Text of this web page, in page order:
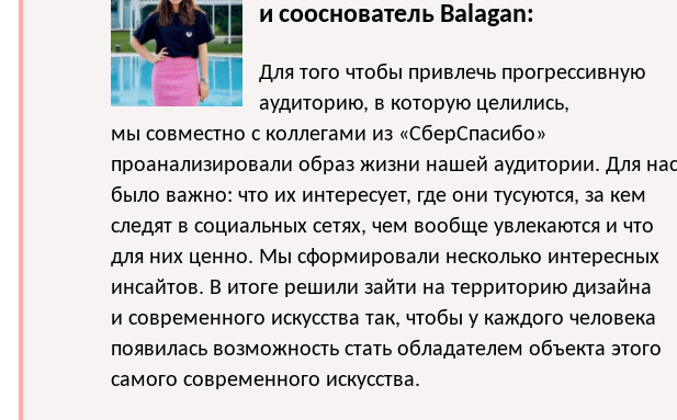
и сооснователь Balagan:
Для того чтобы привлечь прогрессивную
аудиторию, в которую целились,
мы совместно с коллегами из «СберСпасибо»
проанализировали образ жизни нашей аудитории. Для нас
было важно: что их интересует, где они тусуются, за кем
следят в социальных сетях, чем вообще увлекаются и что
для них ценно. Мы сформировали несколько интересных
инсайтов. В итоге решили зайти на территорию дизайна
и современного искусства так, чтобы у каждого человека
появилась возможность стать обладателем объекта этого
самого современного искусства.